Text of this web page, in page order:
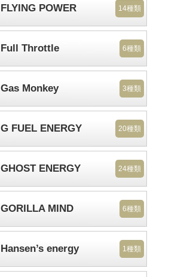
FLYING POWER 14種類
Full Throttle 6種類
Gas Monkey 3種類
G FUEL ENERGY 20種類
GHOST ENERGY 24種類
GORILLA MIND 6種類
Hansen’s energy 1種類